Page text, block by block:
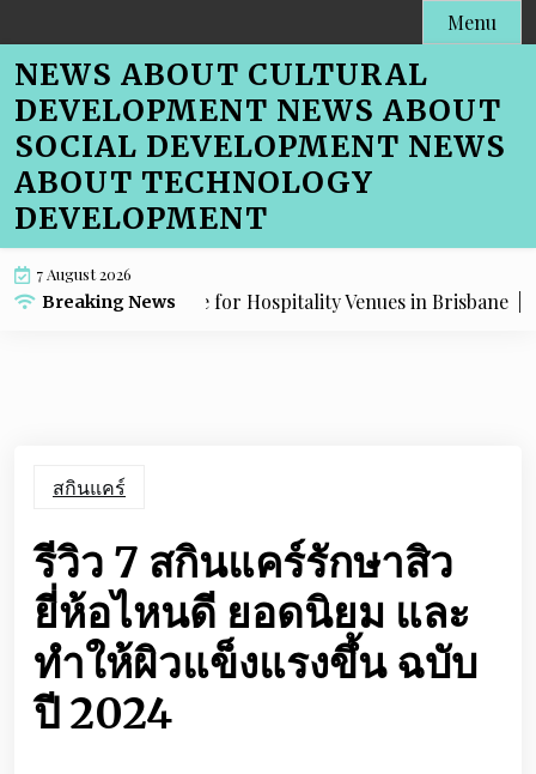
to
content
Menu
NEWS ABOUT CULTURAL
DEVELOPMENT NEWS ABOUT
SOCIAL DEVELOPMENT NEWS
ABOUT TECHNOLOGY
DEVELOPMENT
7 August 2026
Breaking News
Menu SEO Advice for Hospitality Venues in Brisbane |
สกินแคร์
รีวิว 7 สกินแคร์รักษาสิว
ยี่ห้อไหนดี ยอดนิยม และ
ทำให้ผิวแข็งแรงขึ้น ฉบับ
ปี 2024